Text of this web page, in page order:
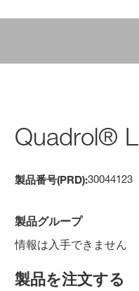
Quadrol® L
製品番号(PRD):30044123
製品グループ
情報は入手できません
製品を注文する